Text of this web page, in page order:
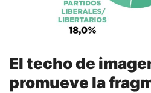
El techo de
promueve la